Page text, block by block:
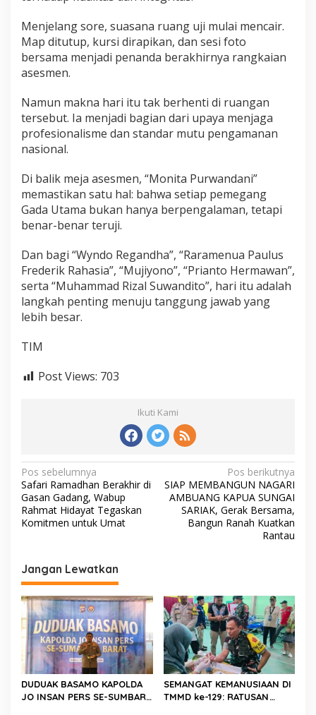
Menjelang sore, suasana ruang uji mulai mencair.
Map ditutup, kursi dirapikan, dan sesi foto
bersama menjadi penanda berakhirnya rangkaian
asesmen.
Namun makna hari itu tak berhenti di ruangan
tersebut. Ia menjadi bagian dari upaya menjaga
profesionalisme dan standar mutu pengamanan
nasional.
Di balik meja asesmen, “Monita Purwandani”
memastikan satu hal: bahwa setiap pemegang
Gada Utama bukan hanya berpengalaman, tetapi
benar-benar teruji.
Dan bagi “Wyndo Regandha”, “Raramenua Paulus
Frederik Rahasia”, “Mujiyono”, “Prianto Hermawan”,
serta “Muhammad Rizal Suwandito”, hari itu adalah
langkah penting menuju tanggung jawab yang
lebih besar.
TIM
Post Views: 703
Ikuti Kami
N
a
v
i
a
s
i
p
o
s
Pos sebelumnya
Safari Ramadhan Berakhir di
Gasan Gadang, Wabup
Rahmat Hidayat Tegaskan
Komitmen untuk Umat
Pos berikutnya
SIAP MEMBANGUN NAGARI
AMBUANG KAPUA SUNGAI
SARIAK, Gerak Bersama,
Bangun Ranah Kuatkan
Rantau
Jangan Lewatkan
DUDUAK BASAMO KAPOLDA
JO INSAN PERS SE-SUMBAR,
SEMANGAT KEMANUSIAAN DI
TMMD ke-129: RATUSAN